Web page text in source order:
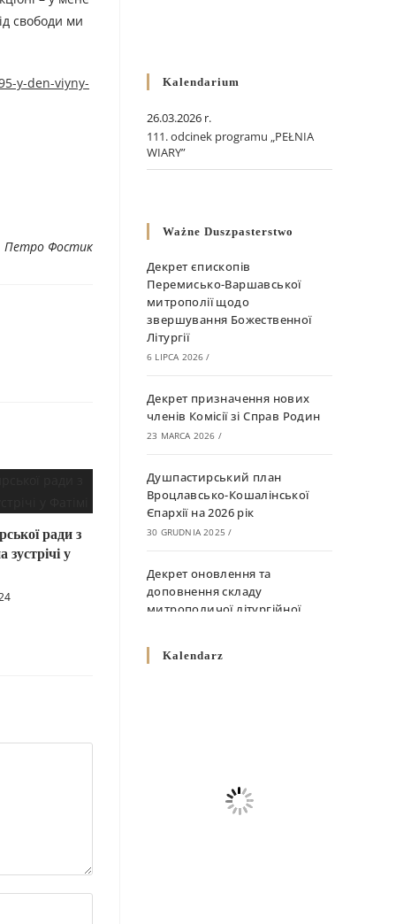
свободи ми
y-den-viyny-
Петро Фостик
ради з
зустрічі у
Kalendarium
26.03.2026 r.
111. odcinek programu „PEŁNIA
WIARY”
Ważne Duszpasterstwo
Декрет єпископів
Перемисько-Варшавської
митрополії щодо
звершування Божественної
Літургії
6 LIPCA 2026 /
Декрет призначення нових
членів Комісії зі Справ Родин
23 MARCA 2026 /
Душпастирський план
Вроцлавсько-Кошалінської
Єпархії на 2026 рік
30 GRUDNIA 2025 /
Декрет оновлення та
доповнення складу
митрополичої літургійної
10 GRUDNIA 2025
Декрет про відзначення
Великодня і всіх рухомих
Kalendarz